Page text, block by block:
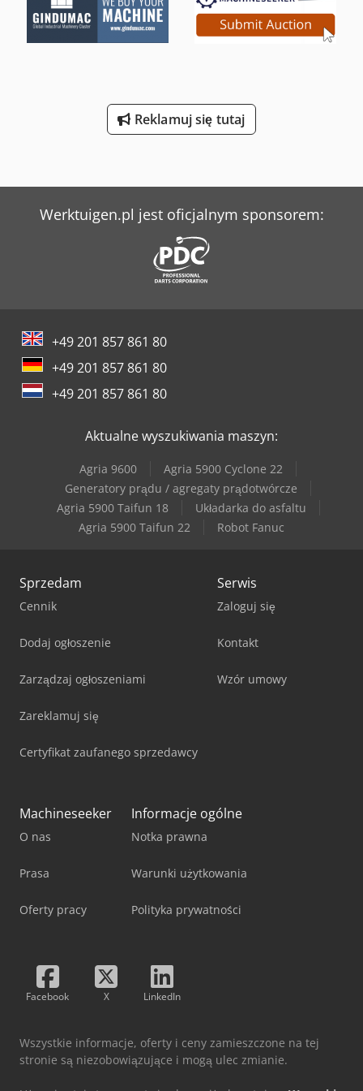
Reklamuj się tutaj
Werktuigen.pl jest oficjalnym sponsorem:
+49 201 857 861 80
+49 201 857 861 80
+49 201 857 861 80
Aktualne wyszukiwania maszyn:
Agria 9600
Agria 5900 Cyclone 22
Generatory prądu / agregaty prądotwórcze
Agria 5900 Taifun 18
Układarka do asfaltu
Agria 5900 Taifun 22
Robot Fanuc
Sprzedam
Cennik
Dodaj ogłoszenie
Zarządzaj ogłoszeniami
Zareklamuj się
Certyfikat zaufanego sprzedawcy
Serwis
Zaloguj się
Kontakt
Wzór umowy
Machineseeker
O nas
Prasa
Oferty pracy
Informacje ogólne
Notka prawna
Warunki użytkowania
Polityka prywatności
Facebook X LinkedIn
Wszystkie informacje, oferty i ceny zamieszczone na tej
stronie są niezobowiązujące i mogą ulec zmianie.